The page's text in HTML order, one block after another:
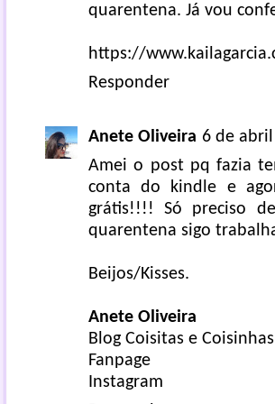
quarentena. Já vou
https://
Responder
Anete Oliveira 6 de
Amei o post pq fazia
conta do kindle e
grátis!!!! Só preciso
quarentena sigo
Beijos/Kisses.
Anete Oliveira
Blog Coisitas e Coisinhas
Fanpage
Instagram